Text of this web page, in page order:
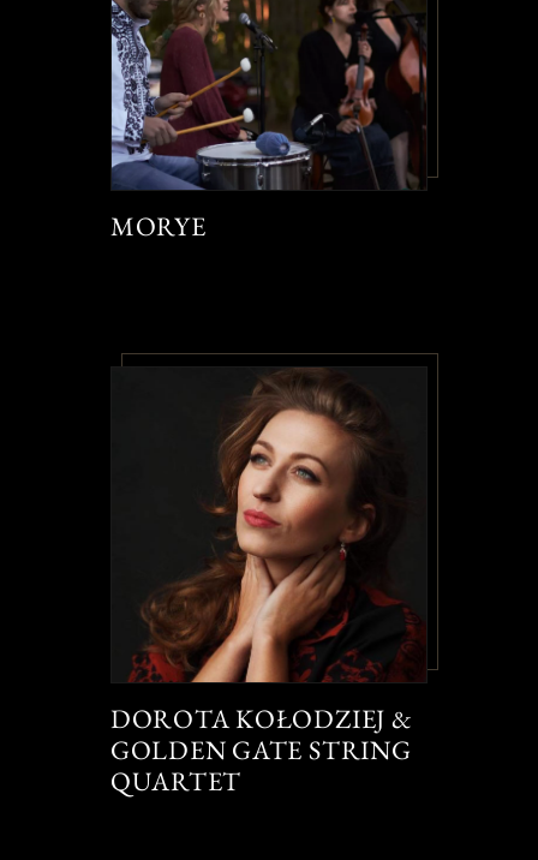
MORYE
DOROTA KOŁODZIEJ &
GOLDEN GATE STRING
QUARTET